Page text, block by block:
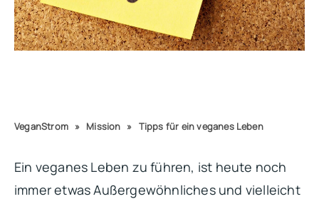
VeganStrom » Mission » Tipps für ein veganes Leben
Ein veganes Leben zu führen, ist heute noch
immer etwas Außergewöhnliches und vielleicht